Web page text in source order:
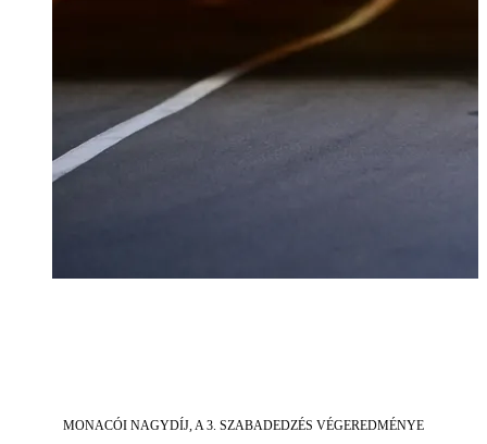
MONACÓI NAGYDÍJ, A 3. SZABADEDZÉS VÉGEREDMÉNYE